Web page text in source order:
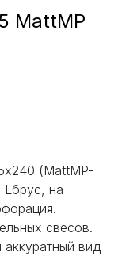
MattMP
(MattMP-
Lбрус, на
свесов.
вид